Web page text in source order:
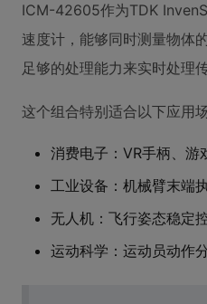
ICM-42605作为TDK
速度计，能够同时测量物体
足够的处理能力来实时处理
这个组合特别适合以下应用
消费电子：VR手柄、游
工业设备：机械臂末端
无人机：飞行姿态稳定
运动科学：运动员动作